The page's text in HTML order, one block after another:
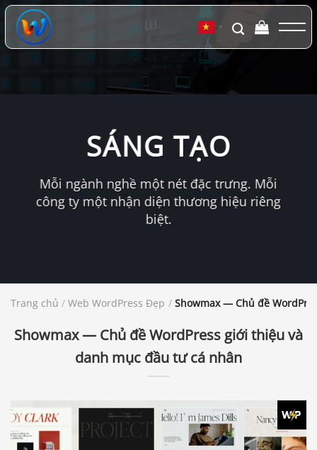
Chuyển
đến
dung
▼
SÁNG TẠO
Mỗi ngành nghề một nét đặc trưng. Mỗi
công ty một nhận diện thương hiệu riêng
biệt.
Trang chủ / Web WordPress Đẹp / Showmax — Chủ đề
Showmax — Chủ đề WordPress giới thiệu và
danh mục đầu tư cá nhân